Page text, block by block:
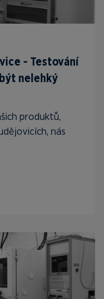
- Testování
nelehký
produktů,
nás